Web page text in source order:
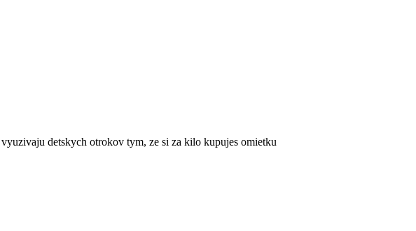
detskych otrokov tym, ze si za kilo kupujes omietku